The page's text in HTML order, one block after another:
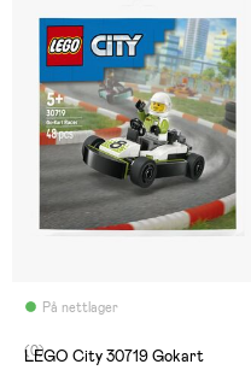
På nettlager
(0)
LEGO City 30719 Gokart